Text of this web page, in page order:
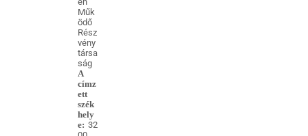
Műk
ödő
Rész
vény
társa
ság
A
címz
ett
szék
hely
e: 32